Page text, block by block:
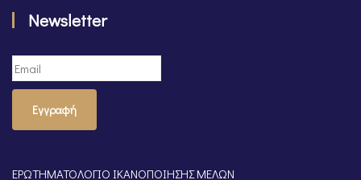
Newsletter
Εγγραφή
ΕΡΩΤΗΜΑΤΟΛΟΓΙΟ ΙΚΑΝΟΠΟΙΗΣΗΣ ΜΕΛΩΝ